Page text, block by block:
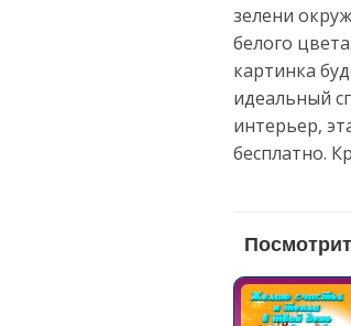
зелени
белого
картинка
идеальный
интерьер,
бесплатно.